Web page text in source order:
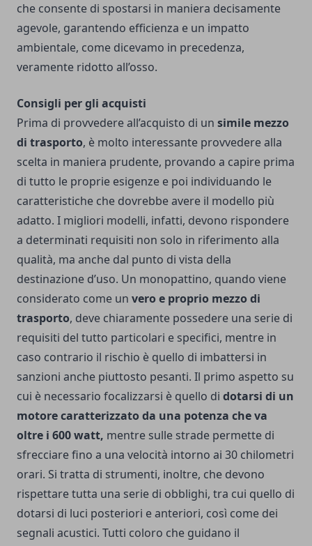
che consente di spostarsi in maniera decisamente
agevole, garantendo efficienza e un impatto
ambientale, come dicevamo in precedenza,
veramente ridotto all’osso.
Consigli per gli acquisti
Prima di provvedere all’acquisto di un simile mezzo
di trasporto, è molto interessante provvedere alla
scelta in maniera prudente, provando a capire prima
di tutto le proprie esigenze e poi individuando le
caratteristiche che dovrebbe avere il modello più
adatto. I migliori modelli, infatti, devono rispondere
a determinati requisiti non solo in riferimento alla
qualità, ma anche dal punto di vista della
destinazione d’uso. Un monopattino, quando viene
considerato come un vero e proprio mezzo di
trasporto, deve chiaramente possedere una serie di
requisiti del tutto particolari e specifici, mentre in
caso contrario il rischio è quello di imbattersi in
sanzioni anche piuttosto pesanti. Il primo aspetto su
cui è necessario focalizzarsi è quello di dotarsi di un
motore caratterizzato da una potenza che va
oltre i 600 watt, mentre sulle strade permette di
sfrecciare fino a una velocità intorno ai 30 chilometri
orari. Si tratta di strumenti, inoltre, che devono
rispettare tutta una serie di obblighi, tra cui quello di
dotarsi di luci posteriori e anteriori, così come dei
segnali acustici. Tutti coloro che guidano il